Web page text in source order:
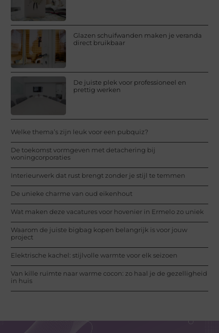
Glazen schuifwanden maken je veranda
direct bruikbaar
De juiste plek voor professioneel en
prettig werken
Welke thema’s zijn leuk voor een pubquiz?
De toekomst vormgeven met detachering bij
woningcorporaties
Interieurwerk dat rust brengt zonder je stijl te temmen
De unieke charme van oud eikenhout
Wat maken deze vacatures voor hovenier in Ermelo zo uniek
Waarom de juiste bigbag kopen belangrijk is voor jouw
project
Elektrische kachel: stijlvolle warmte voor elk seizoen
Van kille ruimte naar warme cocon: zo haal je de gezelligheid
in huis